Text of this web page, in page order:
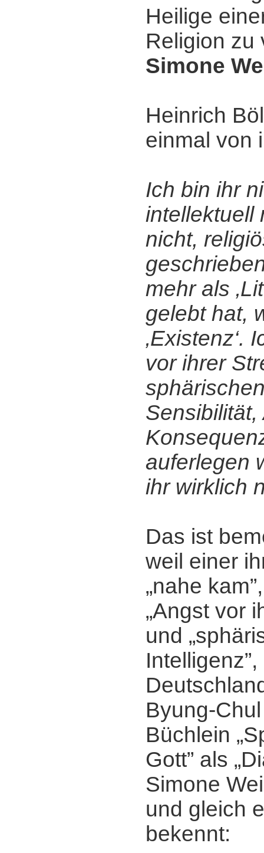
Heilige
Religion zu
Simone
Heinrich
einmal von
Ich bin ihr
intellektuell
nicht,
mehr als
gelebt hat,
‚Existenz‘.
vor ihrer
auferlegen
ihr wirklich
Das ist
weil einer
„nahe
„Angst vor
und
Byung-
Büchlein
Gott” als
Simone
und gleich
bekennt: